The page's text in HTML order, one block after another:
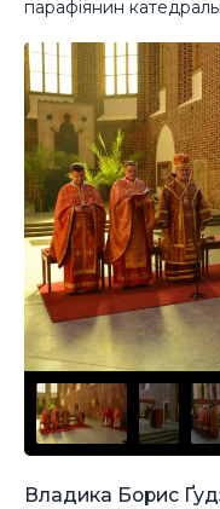
парафіянин
Владика Борис